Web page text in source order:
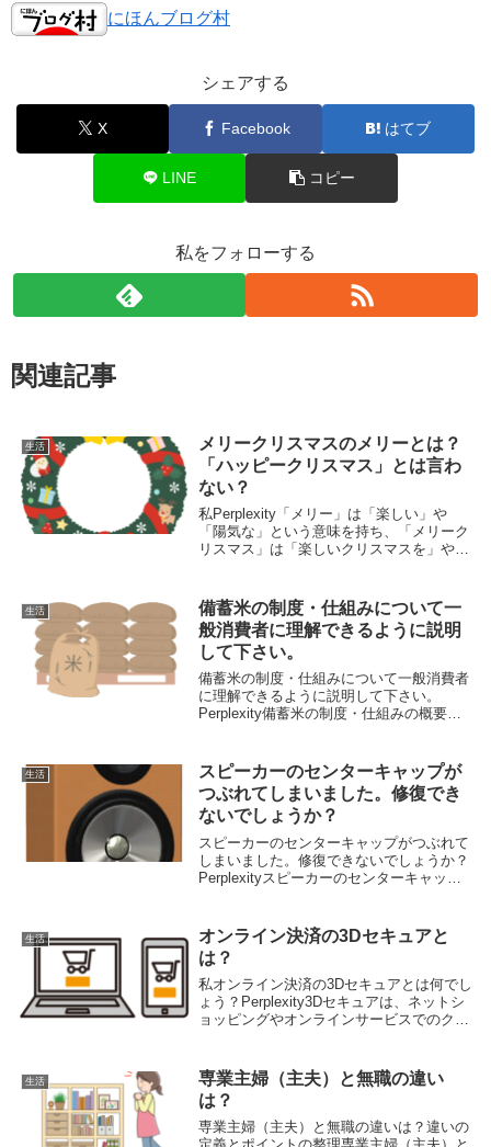
にほんブログ村
シェアする
X Facebook はてブ
LINE コピー
私をフォローする
関連記事
生活
メリークリスマスのメリーとは？
「ハッピークリスマス」とは言わ
ない？
私Perplexity「メリー」は「楽しい」や
「陽気な」という意味を持ち、「メリーク
リスマス」は「楽しいクリスマスを」や
「ほろ酔い気分の」というニュアンスも含
まれ...
生活
備蓄米の制度・仕組みについて一
般消費者に理解できるように説明
して下さい。
備蓄米の制度・仕組みについて一般消費者
に理解できるように説明して下さい。
Perplexity備蓄米の制度・仕組みの概要備
の供給が不足する「もしも」の事態に備え
て、政...
生活
スピーカーのセンターキャップが
つぶれてしまいました。修復でき
ないでしょうか？
スピーカーのセンターキャップがつぶれて
しまいました。修復できないでしょうか？
Perplexityスピーカーのセンターキャップ
センターキャップのへこみ修復方法1. 掃
除...
生活
オンライン決済の3Dセキュアと
は？
私オンライン決済の3Dセキュアとは何でし
ょう？Perplexity3Dセキュアは、ネットシ
ョッピングやオンラインサービスでのクレ
の通りです：クレジットカード情報に...
生活
専業主婦（主夫）と無職の違い
は？
専業主婦（主夫）と無職の違いは？違いの